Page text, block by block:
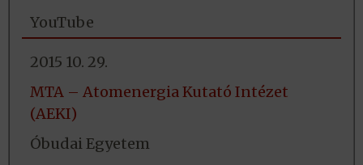
YouTube
2015 10. 29.
MTA – Atomenergia Kutató Intézet
(AEKI)
Óbudai Egyetem